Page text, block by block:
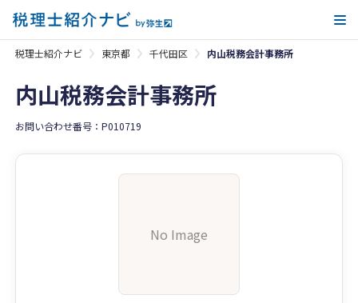
税理士紹介ナビ 東京都 千代田区 内山税務会計事務所
内山税務会計事務所
お問い合わせ番号：P010719
No Image